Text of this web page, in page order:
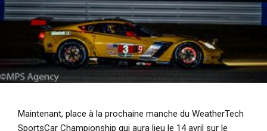
Maintenant, place à la prochaine manche du WeatherTech
SportsCar Championship qui aura lieu le 14 avril sur le